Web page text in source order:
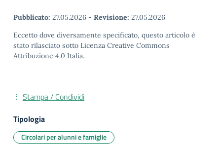
Pubblicato: 27.05.2026 - Revisione: 27.05.2026
Eccetto dove diversamente specificato, questo articolo è
stato rilasciato sotto Licenza Creative Commons
Attribuzione 4.0 Italia.
Stampa / Condividi
Tipologia
Circolari per alunni e famiglie